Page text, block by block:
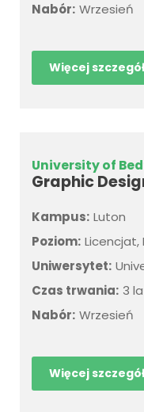
Nabór: Wrzesień
Więcej
University of
Graphic
Kampus: Luton
Poziom: Licencjat,
Uniwersytet:
Czas trwania: 3
Nabór: Wrzesień
Więcej